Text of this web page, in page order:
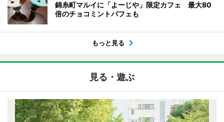
錦糸町マルイに「よーじや」限定カフェ 最大80
倍のチョコミントパフェも
もっと見る
見る・遊ぶ